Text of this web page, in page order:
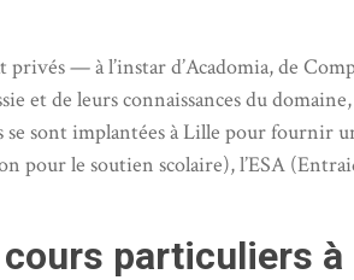
— à l’instar d’Acadomia, de
et de leurs connaissances du
sont implantées à Lille pour fournir
pour le soutien scolaire), l’ESA
particuliers à